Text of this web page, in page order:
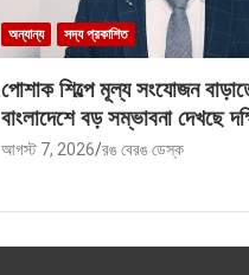
অন্যান্য সদ্য প্রকাশিত
পোশাক শিল্পে মূল্য সংযোজন
বাংলাদেশে বড় সম্ভাবনা দেখছে
আগস্ট 7, 2026 রঙ বেরঙ ডেস্ক